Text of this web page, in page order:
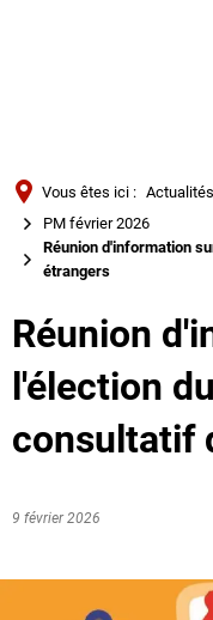
Vous êtes ici : Actualités
PM février 2026
Réunion d'information
étrangers
Réunion
l'élection
consultatif
9 février 2026